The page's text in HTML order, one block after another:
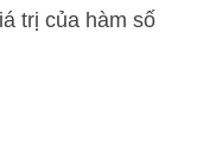
trị của hàm số